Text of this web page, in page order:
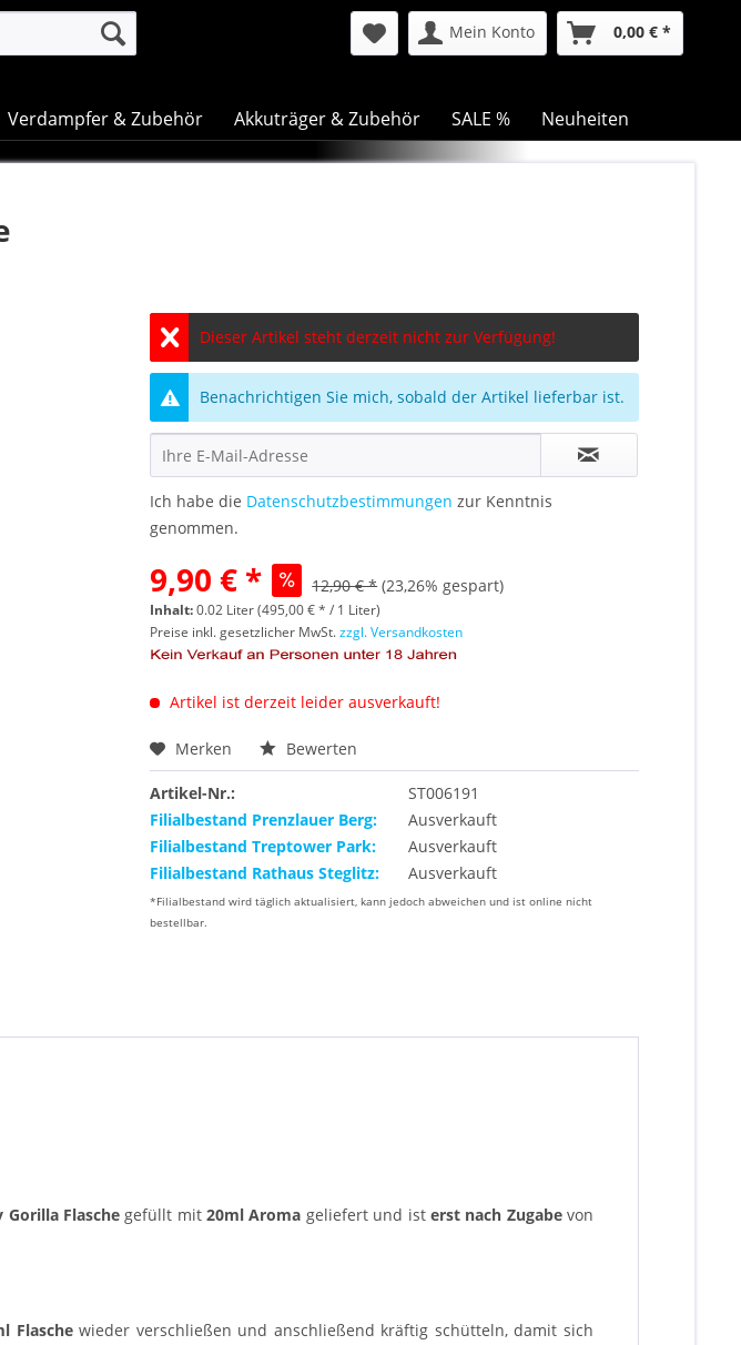
Mein Konto 0,00 € *
Verdampfer & Zubehör Akkuträger & Zubehör SALE % Neuheiten
Dieser Artikel steht derzeit nicht zur Verfügung!
Benachrichtigen Sie mich, sobald der Artikel lieferbar ist.
Ich habe die Datenschutzbestimmungen zur Kenntnis
genommen.
9,90 € * 12,90 € * (23,26% gespart)
Inhalt:0.02 Liter (495,00 € * / 1 Liter)
Preise inkl. gesetzlicher MwSt.zzgl. Versandkosten
Artikel ist derzeit leider ausverkauft!
Merken Bewerten
Artikel-Nr.:
ST006191
Filialbestand Prenzlauer Berg:
Ausverkauft
Filialbestand Treptower Park:
Ausverkauft
Filialbestand Rathaus Steglitz:
Ausverkauft
*Filialbestand wird täglich aktualisiert, kann jedoch abweichen und ist online nicht
bestellbar.
Gorilla Flaschegefüllt mit 20ml Aroma geliefert und ist erst nach Zugabe von
Flaschewieder verschließen und anschließend kräftig schütteln, damit sich